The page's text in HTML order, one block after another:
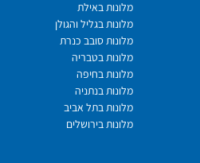
מלונות באילת
מלונות בגליל והגולן
מלונות סובב כנרת
מלונות בטבריה
מלונות בחיפה
מלונות בנתניה
מלונות בתל אביב
מלונות בירושלים